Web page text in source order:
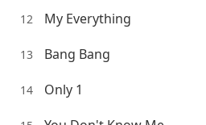
12 My Everything
13 Bang Bang
14 Only 1